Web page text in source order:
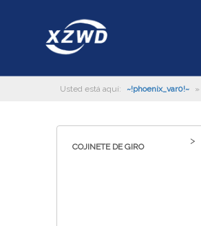
Usted está aquí: ~!phoenix_var0!~ »
COJINETE DE GIRO
>